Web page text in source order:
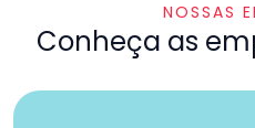
NOSSAS
Conheça as